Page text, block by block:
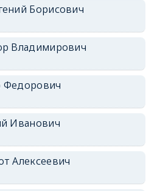
Борисович
Владимирович
Иванович
Алексеевич